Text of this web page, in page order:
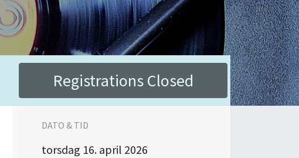
Registrations Closed
DATO & TID
torsdag 16. april 2026